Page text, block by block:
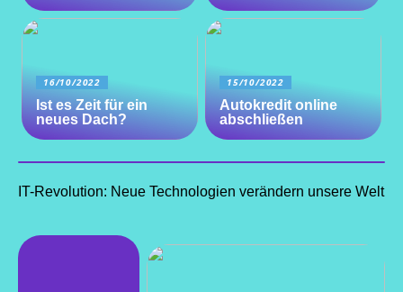
16/10/2022
Ist es Zeit für ein
neues Dach?
15/10/2022
Autokredit online
abschließen
IT-Revolution: Neue Technologien verändern unsere Welt